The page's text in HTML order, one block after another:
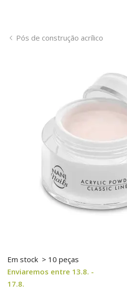
Pós de construção acrílico
Em stock > 10 peças
Enviaremos entre 13.8. -
17.8.